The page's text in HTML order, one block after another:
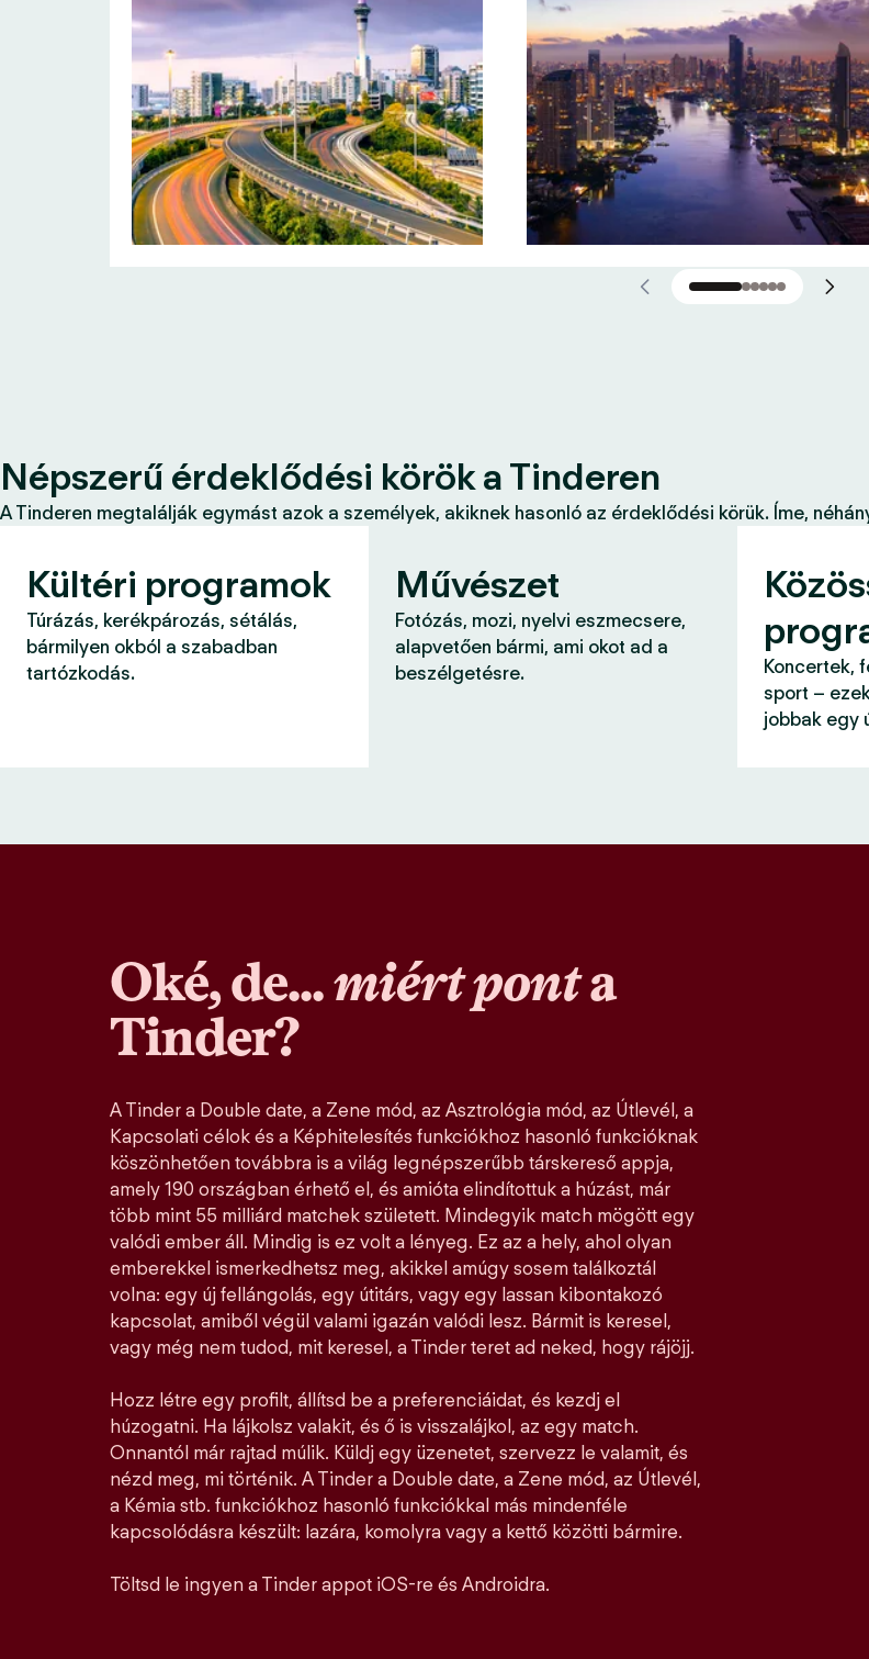
Népszerű érdeklődési körök a Tinderen
A Tinderen megtalálják egymást azok a személyek, akiknek hasonló az érdeklődési körük. Íme,
Kültéri programok
Túrázás, kerékpározás, sétálás,
bármilyen okból a szabadban
tartózkodás.
Művészet
Fotózás, mozi, nyelvi eszmecsere,
alapvetően bármi, ami okot ad a
beszélgetésre.
Koncertek,
sport –
jobbak egy
Oké, de...miért ponta
Tinder?
A Tinder a Double date, a Zene mód, az Asztrológia mód, az Útlevél, a
Kapcsolati célok és a Képhitelesítés funkciókhoz hasonló funkcióknak
köszönhetően továbbra is a világ legnépszerűbb társkereső appja,
amely 190 országban érhető el, és amióta elindítottuk a húzást, már
több mint 55 milliárd matchek született. Mindegyik match mögött egy
valódi ember áll. Mindig is ez volt a lényeg. Ez az a hely, ahol olyan
emberekkel ismerkedhetsz meg, akikkel amúgy sosem találkoztál
volna: egy új fellángolás, egy útitárs, vagy egy lassan kibontakozó
kapcsolat, amiből végül valami igazán valódi lesz. Bármit is keresel,
vagy még nem tudod, mit keresel, a Tinder teret ad neked, hogy rájöjj.
Hozz létre egy profilt, állítsd be a preferenciáidat, és kezdj el
húzogatni. Ha lájkolsz valakit, és ő is visszalájkol, az egy match.
Onnantól már rajtad múlik. Küldj egy üzenetet, szervezz le valamit, és
nézd meg, mi történik. A Tinder a Double date, a Zene mód, az Útlevél,
a Kémia stb. funkciókhoz hasonló funkciókkal más mindenféle
kapcsolódásra készült: lazára, komolyra vagy a kettő közötti bármire.
Töltsd le ingyen a Tinder appot iOS-re és Androidra.